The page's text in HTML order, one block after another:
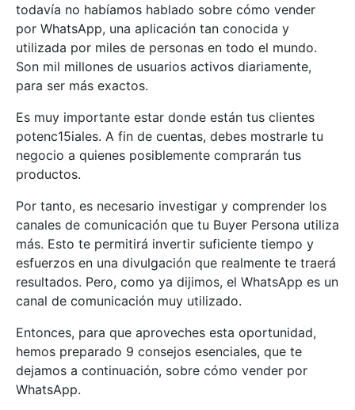
todavía no habíamos hablado sobre cómo vender
por WhatsApp, una aplicación tan conocida y
utilizada por miles de personas en todo el mundo.
Son mil millones de usuarios activos diariamente,
para ser más exactos.
Es muy importante estar donde están tus clientes
potenc15iales. A fin de cuentas, debes mostrarle tu
negocio a quienes posiblemente comprarán tus
productos.
Por tanto, es necesario investigar y comprender los
canales de comunicación que tu Buyer Persona utiliza
más. Esto te permitirá invertir suficiente tiempo y
esfuerzos en una divulgación que realmente te traerá
resultados. Pero, como ya dijimos, el WhatsApp es un
canal de comunicación muy utilizado.
Entonces, para que aproveches esta oportunidad,
hemos preparado 9 consejos esenciales, que te
dejamos a continuación, sobre cómo vender por
WhatsApp.